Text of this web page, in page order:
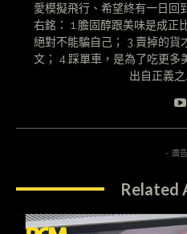
愛模擬飛行、希望終有一日回
右銘： 1.膽固醇跟美味是成正
絕對不能騙自己； 3.賣掉的貨
文； 4.踩單車，是為了吃更多
出自正義之
- 廣
Related